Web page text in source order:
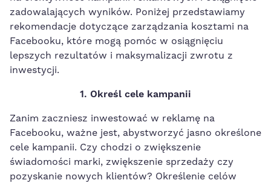
zadowalających ‌wyników. Poniżej przedstawiamy
rekomendacje dotyczące zarządzania kosztami na
⁤Facebooku, które mogą pomóc w osiągnięciu
lepszych rezultatów i maksymalizacji zwrotu z
inwestycji.
1. Określ cele kampanii
Zanim zaczniesz inwestować w reklamę na
Facebooku,‌ ważne jest,⁢ abystworzyć jasno określone
cele kampanii. Czy chodzi o zwiększenie‌
świadomości marki, zwiększenie sprzedaży czy
pozyskanie nowych klientów? Określenie celów